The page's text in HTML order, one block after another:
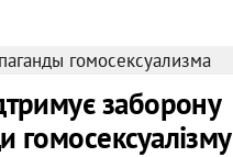
гомосексуализма
заборону
гомосексуалізму